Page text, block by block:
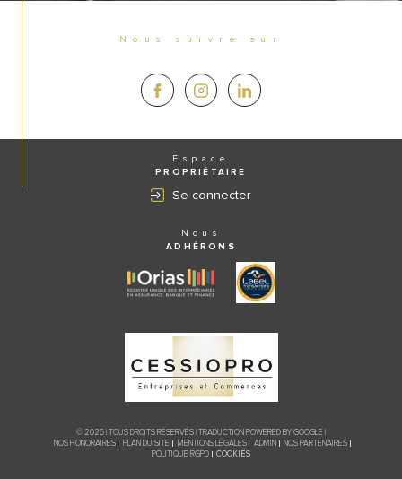
Nous suivre sur
Espace
PROPRIÉTAIRE
Se connecter
Nous
ADHÉRONS
© 2026 | TOUS DROITS RÉSERVÉS | TRADUCTION POWERED BY GOOGLE |
NOS HONORAIRES
PLAN DU SITE MENTIONS LÉGALES ADMIN
NOS PARTENAIRES
POLITIQUE RGPD
COOKIES